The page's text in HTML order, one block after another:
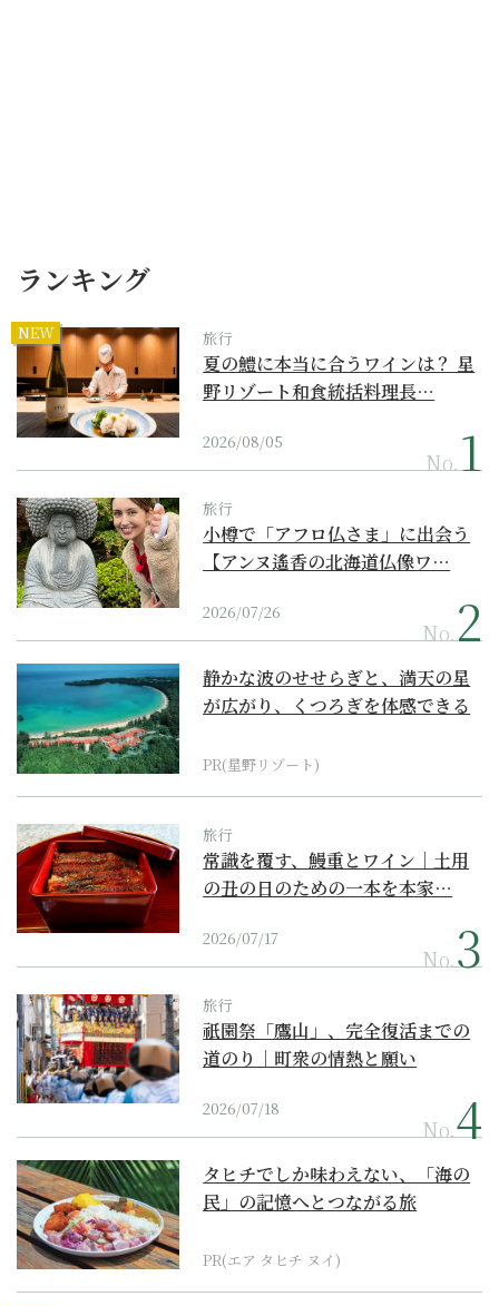
ランキング
NEW 旅行
夏の鱧に本当に合うワインは？ 星
野リゾート和食統括料理長…
2026/08/05
No.
旅行
小樽で「アフロ仏さま」に出会う
【アンヌ遙香の北海道仏像ワ…
2026/07/26
No.
静かな波のせせらぎと、満天の星
が広がり、くつろぎを体感できる
PR(星野リゾート)
旅行
常識を覆す、鰻重とワイン｜土用
の丑の日のための一本を本家…
2026/07/17
No.
旅行
祇園祭「鷹山」、完全復活までの
道のり｜町衆の情熱と願い
2026/07/18
No.
タヒチでしか味わえない、「海の
民」の記憶へとつながる旅
PR(エア タヒチ ヌイ)